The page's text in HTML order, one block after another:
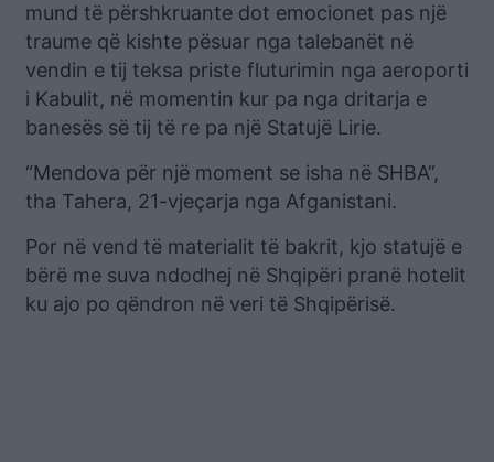
mund të përshkruante dot emocionet pas një
traume që kishte pësuar nga talebanët në
vendin e tij teksa priste fluturimin nga aeroporti
i Kabulit, në momentin kur pa nga dritarja e
banesës së tij të re pa një Statujë Lirie.
“Mendova për një moment se isha në SHBA”,
tha Tahera, 21-vjeçarja nga Afganistani.
Por në vend të materialit të bakrit, kjo statujë e
bërë me suva ndodhej në Shqipëri pranë hotelit
ku ajo po qëndron në veri të Shqipërisë.